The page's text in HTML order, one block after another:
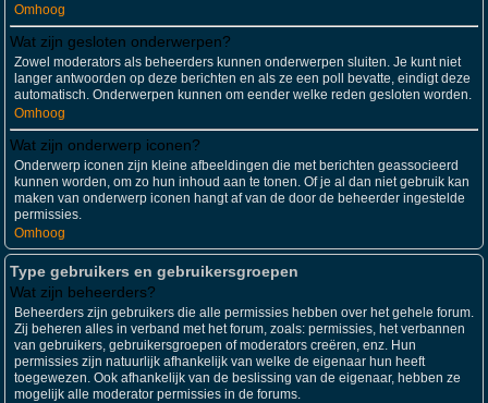
Omhoog
Wat zijn gesloten onderwerpen?
Zowel moderators als beheerders kunnen onderwerpen sluiten. Je kunt niet
langer antwoorden op deze berichten en als ze een poll bevatte, eindigt deze
automatisch. Onderwerpen kunnen om eender welke reden gesloten worden.
Omhoog
Wat zijn onderwerp iconen?
Onderwerp iconen zijn kleine afbeeldingen die met berichten geassocieerd
kunnen worden, om zo hun inhoud aan te tonen. Of je al dan niet gebruik kan
maken van onderwerp iconen hangt af van de door de beheerder ingestelde
permissies.
Omhoog
Type gebruikers en gebruikersgroepen
Wat zijn beheerders?
Beheerders zijn gebruikers die alle permissies hebben over het gehele forum.
Zij beheren alles in verband met het forum, zoals: permissies, het verbannen
van gebruikers, gebruikersgroepen of moderators creëren, enz. Hun
permissies zijn natuurlijk afhankelijk van welke de eigenaar hun heeft
toegewezen. Ook afhankelijk van de beslissing van de eigenaar, hebben ze
mogelijk alle moderator permissies in de forums.